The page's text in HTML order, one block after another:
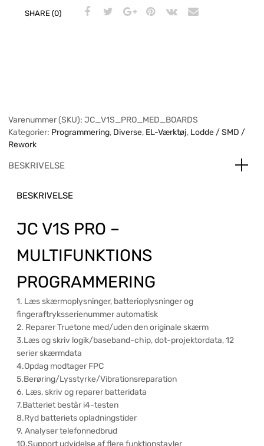
SHARE (0)
Varenummer (SKU): JC_V1S_PRO_MED_BOARDS
Kategorier: Programmering, Diverse, EL-Værktøj, Lodde / SMD /
Rework
BESKRIVELSE
BESKRIVELSE
JC V1S PRO –
MULTIFUNKTIONS
PROGRAMMERING
1. Læs skærmoplysninger, batterioplysninger og
fingeraftryksserienummer automatisk
2. Reparer Truetone med/uden den originale skærm
3.Læs og skriv logik/baseband-chip, dot-projektordata, 12
serier skærmdata
4.Opdag modtager FPC
5.Berøring/Lysstyrke/Vibrationsreparation
6. Læs, skriv og reparer batteridata
7.Batteriet består i4-testen
8.Ryd batteriets opladningstider
9. Analyser telefonnedbrud